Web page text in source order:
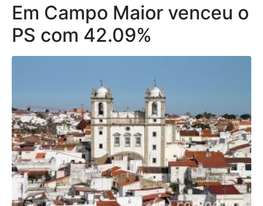
Em Campo Maior venceu o
PS com 42.09%